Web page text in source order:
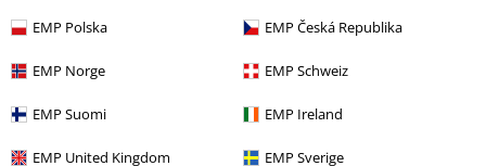
EMP Polska EMP Česká Republika
EMP Norge EMP Schweiz
EMP Suomi EMP Ireland
EMP United Kingdom EMP Sverige
Tímto souhlasím se zasíláním EMP Newslettru a souhlasím s tím, že
pravidelně mi posílat informace o svých produktech. Mé osobní údaje
Můj souhlas mohu kdykoliv odvolat na odhlašovací odkaz/link.
Unsubscribe